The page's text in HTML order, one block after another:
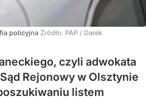
policyjna Źródło: PAP / Darek
czyli adwokata
Rejonowy w Olsztynie
listem